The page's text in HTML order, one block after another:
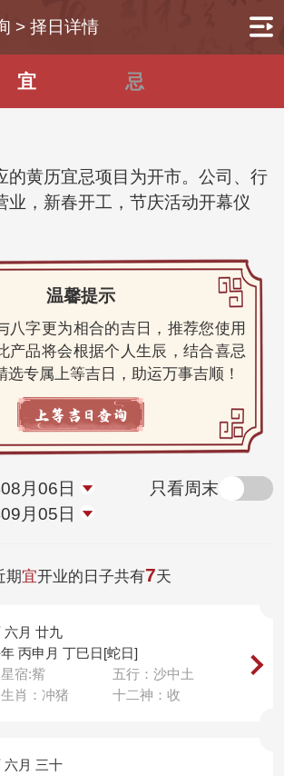
> 择日详情
宜 忌
的黄历宜忌项目为开市。公司、行
业，新春开工，节庆活动开幕仪
温馨提示
八字更为相合的吉日，推荐您使用
产品将会根据个人生辰，结合喜忌
选专属上等吉日，助运万事吉顺！
月06日
月05日
只看周末
期宜开业的日子共有7天
六月 廿九
丙申月 丁巳日[蛇日]
宿:觜
五行：沙中土
肖：冲猪
十二神：收
六月 三十